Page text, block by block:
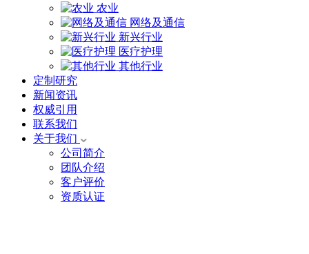
农业
网络及通信
新兴行业
医疗护理
其他行业
定制研究
新闻资讯
权威引用
联系我们
关于我们
公司简介
团队介绍
客户评价
资质认证